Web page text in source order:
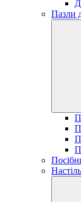
Пазли